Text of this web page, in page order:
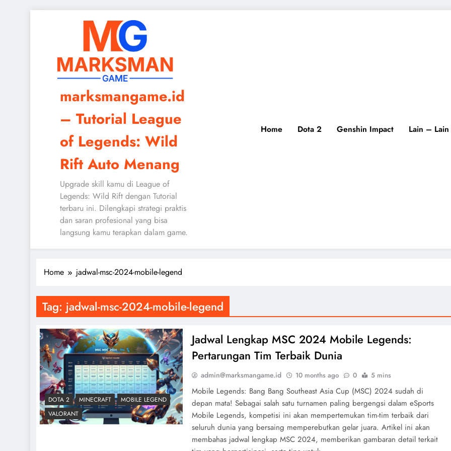
marksmangame.id
– Tutorial League
of Legends: Wild
Rift Auto Menang
Upgrade skill kamu di League of
Legends: Wild Rift dengan Tutorial
terbaru ini. Dilengkapi strategi praktis
dan saran profesional yang bisa
langsung kamu terapkan dalam game.
Home Dota 2 Genshin Impact Lain – Lain
Home jadwal-msc-2024-mobile-legend
Tag: jadwal-msc-2024-mobile-legend
DOTA 2 MINECRAFT
MOBILE LEGEND
VALORANT
Jadwal Lengkap MSC 2024 Mobile Legends:
Pertarungan Tim Terbaik Dunia
admin@marksmangame.id 10 months ago 0 5 mins
Mobile Legends: Bang Bang Southeast Asia Cup (MSC) 2024 sudah di
depan mata! Sebagai salah satu turnamen paling bergengsi dalam eSports
Mobile Legends, kompetisi ini akan mempertemukan tim-tim terbaik dari
seluruh dunia yang bersaing memperebutkan gelar juara. Artikel ini akan
membahas jadwal lengkap MSC 2024, memberikan gambaran detail terkait